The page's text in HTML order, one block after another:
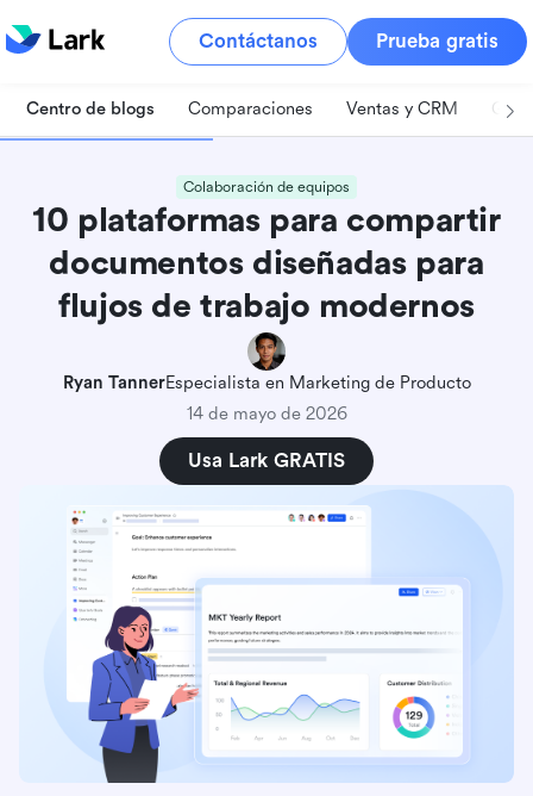
Contáctanos Prueba gratis
Centro de blogs Comparaciones Ventas y CRM
Colaboración de equipos
10 plataformas para compartir
documentos diseñadas para
flujos de trabajo modernos
Ryan TannerEspecialista en Marketing de Producto
14 de mayo de 2026
Usa Lark GRATIS
Conclusiones clave: 5 mejores plataformas para
compartir documentos
Descripción general: Las 5 principales